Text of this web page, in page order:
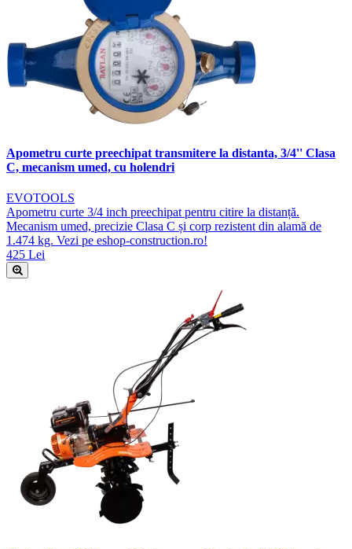
Apometru curte preechipat transmitere la distanta, 3/4'' Clasa
C, mecanism umed, cu holendri
EVOTOOLS
Apometru curte 3/4 inch preechipat pentru citire la distanță.
Mecanism umed, precizie Clasa C și corp rezistent din alamă de
1.474 kg. Vezi pe eshop-construction.ro!
425 Lei